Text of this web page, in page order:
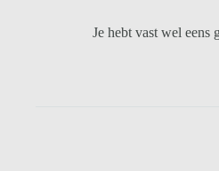
Je hebt vast wel eens